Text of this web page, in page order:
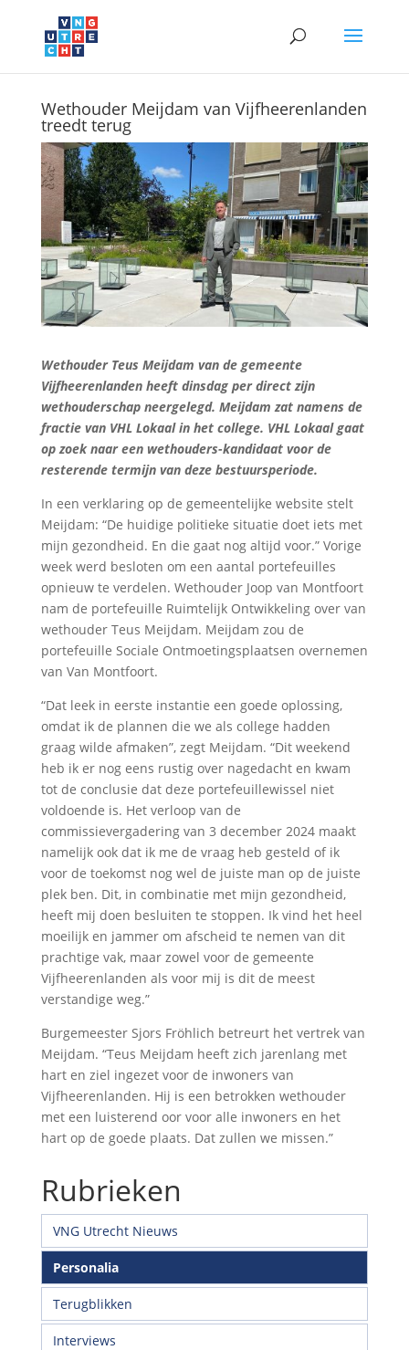
Wethouder Meijdam van Vijfheerenlanden
treedt terug
Wethouder Teus Meijdam van de gemeente
Vijfheerenlanden heeft dinsdag per direct zijn
wethouderschap neergelegd. Meijdam zat namens de
fractie van VHL Lokaal in het college. VHL Lokaal gaat
op zoek naar een wethouders-kandidaat voor de
resterende termijn van deze bestuursperiode.
In een verklaring op de gemeentelijke website stelt
Meijdam: “De huidige politieke situatie doet iets met
mijn gezondheid. En die gaat nog altijd voor.” Vorige
week werd besloten om een aantal portefeuilles
opnieuw te verdelen. Wethouder Joop van Montfoort
nam de portefeuille Ruimtelijk Ontwikkeling over van
wethouder Teus Meijdam. Meijdam zou de
portefeuille Sociale Ontmoetingsplaatsen overnemen
van Van Montfoort.
“Dat leek in eerste instantie een goede oplossing,
omdat ik de plannen die we als college hadden
graag wilde afmaken”, zegt Meijdam. “Dit weekend
heb ik er nog eens rustig over nagedacht en kwam
tot de conclusie dat deze portefeuillewissel niet
voldoende is. Het verloop van de
commissievergadering van 3 december 2024 maakt
namelijk ook dat ik me de vraag heb gesteld of ik
voor de toekomst nog wel de juiste man op de juiste
plek ben. Dit, in combinatie met mijn gezondheid,
heeft mij doen besluiten te stoppen. Ik vind het heel
moeilijk en jammer om afscheid te nemen van dit
prachtige vak, maar zowel voor de gemeente
Vijfheerenlanden als voor mij is dit de meest
verstandige weg.”
Burgemeester Sjors Fröhlich betreurt het vertrek van
Meijdam. “Teus Meijdam heeft zich jarenlang met
hart en ziel ingezet voor de inwoners van
Vijfheerenlanden. Hij is een betrokken wethouder
met een luisterend oor voor alle inwoners en het
hart op de goede plaats. Dat zullen we missen.”
Rubrieken
VNG Utrecht Nieuws
Personalia
Terugblikken
Interviews